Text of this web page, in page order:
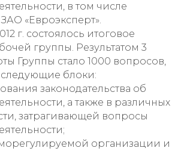
в том числе
«Евроэксперт».
г. состоялось итоговое
группы. Результатом 3
Группы стало 1000 вопросов,
блоки:
законодательства об
а также в различных
затрагивающей вопросы
организации и